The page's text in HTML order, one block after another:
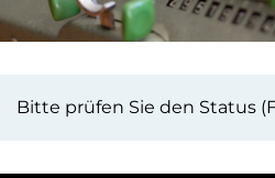
Bitte prüfen Sie den Status